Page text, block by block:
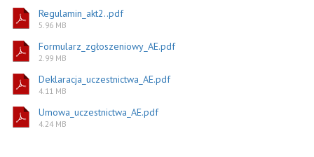
Regulamin_akt2..pdf
5.96 MB
Formularz_zgłoszeniowy_AE.pdf
2.99 MB
Deklaracja_uczestnictwa_AE.pdf
4.11 MB
Umowa_uczestnictwa_AE.pdf
4.24 MB